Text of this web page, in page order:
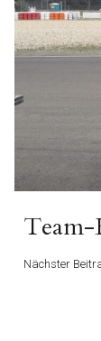
Beitrag
Team-
Nächster